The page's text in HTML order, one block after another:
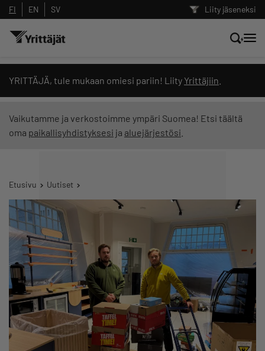
Liity jäseneksi
FI EN SV
YRITTÄJÄ, tule mukaan omiesi pariin! Liity Yrittäjiin
Vaikutamme ja verkostoimme ympäri Suomea! Etsi täältä
oma paikallisyhdistyksesi ja aluejärjestösi
Etusivu Uutiset
Hae sivustolta tai kysy suoraan
Yrittäjien tekoälyltä
Suodata hakutuloksia: näytä kaikki sisältö